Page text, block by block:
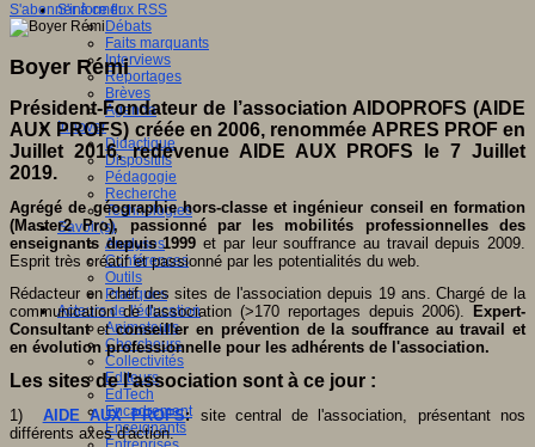
S'informer
Débats
Faits marquants
Interviews
Reportages
Brèves
Agenda
Innover
Didactique
Dispositifs
Pédagogie
Recherche
Technologies
Savoir(s)
Analyses
Conférences
Outils
Pratiques
Acteurs de l'éducation
Animateurs
Chercheurs
Collectivités
Editeurs
EdTech
Encadrement
Enseignants
S'abonner à ce flux RSS
Boyer Rémi
Président-Fondateur de l’association AIDOPROFS (AIDE
AUX PROFS) créée en 2006, renommée APRES PROF en
Juillet 2016, redevenue AIDE AUX PROFS le 7 Juillet
2019.
Agrégé de géographie hors-classe et ingénieur conseil en formation
(Master2 Pro), passionné par les mobilités professionnelles des
enseignants depuis 1999 et par leur souffrance au travail depuis 2009.
Esprit très créatif et passionné par les potentialités du web.
Rédacteur en chef des sites de l'association depuis 19 ans. Chargé de la
communication de l'association (>170 reportages depuis 2006).
Expert-
Consultantetconseiller en prévention de la souffrance au travail et
en évolution professionnelle pour les adhérents de l'association.
Les sites de l'association sont à ce jour :
1) AIDE AUX PROFS:site central de l'association, présentant nos
différents axes d'action.